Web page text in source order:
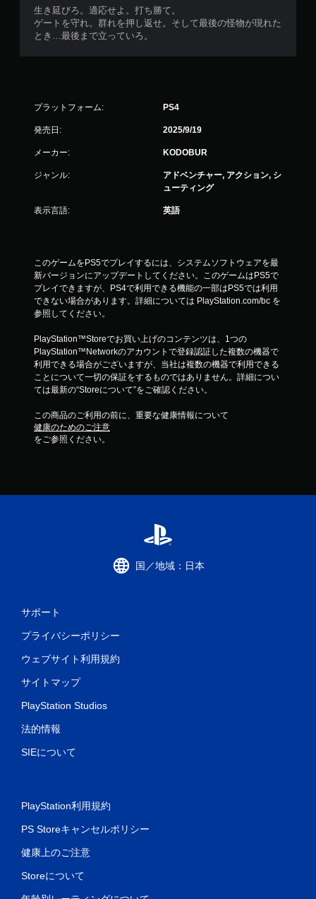
生き延びろ。適応せよ。打ち勝て。
ゲートを守れ。群れを押し返せ。そして最後の怪物が現れた
とき…最後まで立っていろ。
プラットフォーム: PS4
発売日: 2025/9/19
メーカー: KODOBUR
ジャンル:
アドベンチャー, アクション, シ
ューティング
表示言語: 英語
このゲームをPS5でプレイするには、システムソフトウェアを最
新バージョンにアップデートしてください。このゲームはPS5で
プレイできますが、PS4で利用できる機能の一部はPS5では利用
できない場合があります。詳細については PlayStation.com/bc を
参照してください。
PlayStation™Storeでお買い上げのコンテンツは、1つの
PlayStation™Networkのアカウントで登録認証した複数の機器で
利用できる場合がございますが、当社は複数の機器で利用できる
ことについて一切の保証をするものではありません。詳細につい
ては最新の“Storeについて”をご確認ください。
この商品のご利用の前に、重要な健康情報について
健康のためのご注意
をご参照ください。
国／地域：日本
サポート
プライバシーポリシー
ウェブサイト利用規約
サイトマップ
PlayStation Studios
法的情報
SIEについて
PlayStation利用規約
PS Storeキャンセルポリシー
健康上のご注意
Storeについて